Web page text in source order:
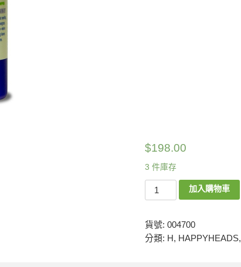
$198.00
3 件庫存
加入購物車
貨號: 004700
分類: H, HAPPYHEADS,